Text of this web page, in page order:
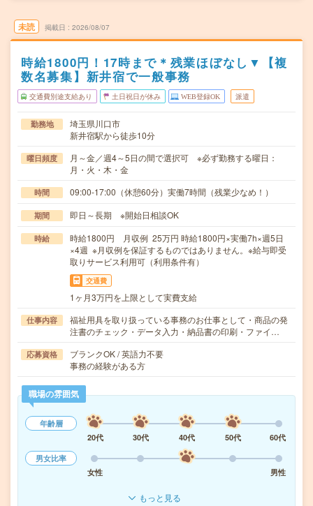
未読 掲載日 2026/08/07
時給1800円！17時まで＊残業ほぼなし▼【複
数名募集】新井宿で一般事務
交通費別途支給あり 土日祝日が休み WEB登録OK 派遣
勤務地
埼玉県川口市
新井宿駅から徒歩10分
曜日頻度
月～金／週4～5日の間で選択可 ※必ず勤務する曜日：
月・火・木・金
時間 09:00-17:00（休憩60分）実働7時間（残業少なめ！）
期間 即日～長期 ※開始日相談OK
時給
時給1800円 月収例 25万円 時給1800円×実働7h×週5日
×4週 ※月収例を保証するものではありません。※給与即受
取りサービス利用可（利用条件有）
交通費
1ヶ月3万円を上限として実費支給
仕事内容
福祉用具を取り扱っている事務のお仕事として・商品の発
注書のチェック・データ入力・納品書の印刷・ファイ…
応募資格
ブランクOK / 英語力不要
事務の経験がある方
職場の雰囲気
年齢層
20代
30代 40代 50代
60代
男女比率
女性
男性
もっと見る